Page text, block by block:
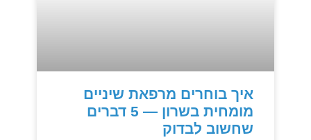
איך בוחרים מרפאת שיניים
מומחית בשרון — 5 דברים
שחשוב לבדוק